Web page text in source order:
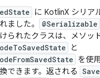
に KotlinX シリア
ました。
@Serializable
られたクラスは、メソッ
と
を使
できます。返される